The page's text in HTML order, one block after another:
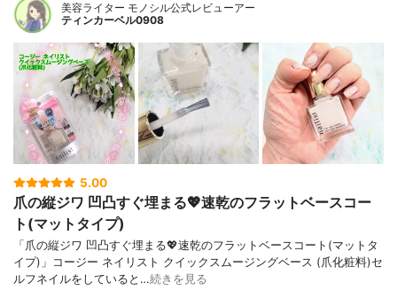
美容ライター モノシル公式レビューアー
ティンカーベル0908
5.00
爪の縦ジワ 凹凸すぐ埋まる💖速乾のフラットベースコー
ト(マットタイプ)
「爪の縦ジワ 凹凸すぐ埋まる💖速乾のフラットベースコート(マットタ
イプ)」コージー ネイリスト クイックスムージングベース (爪化粧料)セ
ルフネイルをしていると…続きを見る